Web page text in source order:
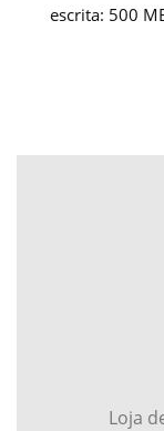
escrita: 500
Loja